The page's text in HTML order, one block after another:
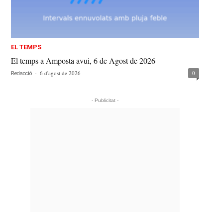
EL TEMPS
El temps a Amposta avui, 6 de Agost de 2026
Redacció - 6 d'agost de 2026 0
- Publicitat -